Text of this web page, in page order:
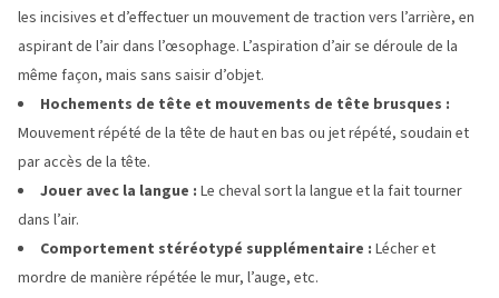
les incisives et d’effectuer un mouvement de traction vers l’arrière, en
aspirant de l’air dans l’œsophage. L’aspiration d’air se déroule de la
même façon, mais sans saisir d’objet.
Hochements de tête et mouvements de tête brusques :
Mouvement répété de la tête de haut en bas ou jet répété, soudain et
par accès de la tête.
Jouer avec la langue : Le cheval sort la langue et la fait tourner
dans l’air.
Comportement stéréotypé supplémentaire : Lécher et
mordre de manière répétée le mur, l’auge, etc.